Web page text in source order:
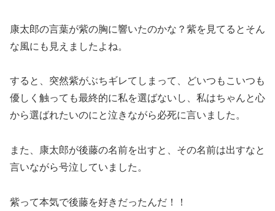
康太郎の言葉が紫の胸に響いたのかな？紫を見てるとそん
な風にも見えましたよね。
すると、突然紫がぶちギレてしまって、どいつもこいつも
優しく触っても最終的に私を選ばないし、私はちゃんと心
から選ばれたいのにと泣きながら必死に言いました。
また、康太郎が後藤の名前を出すと、その名前は出すなと
言いながら号泣していました。
紫って本気で後藤を好きだったんだ！！